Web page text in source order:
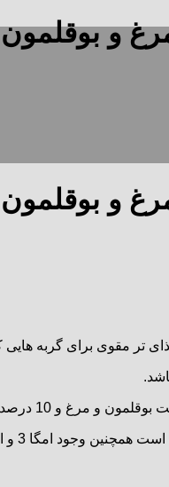
200
200 گرم
مقوی برای گربه هایی که